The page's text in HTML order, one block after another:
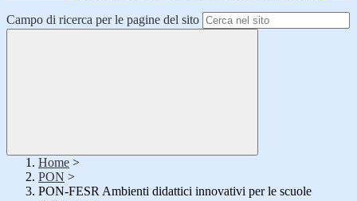
Campo di ricerca per le pagine del sito
Home >
PON >
PON-FESR Ambienti didattici innovativi per le scuole